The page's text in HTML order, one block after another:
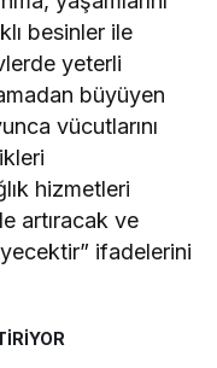
besinler ile
yeterli
büyüyen
vücutlarını
hizmetleri
artıracak ve
ifadelerini